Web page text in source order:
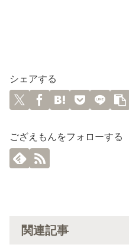
シェアする
ござえもんをフォローする
関連記事